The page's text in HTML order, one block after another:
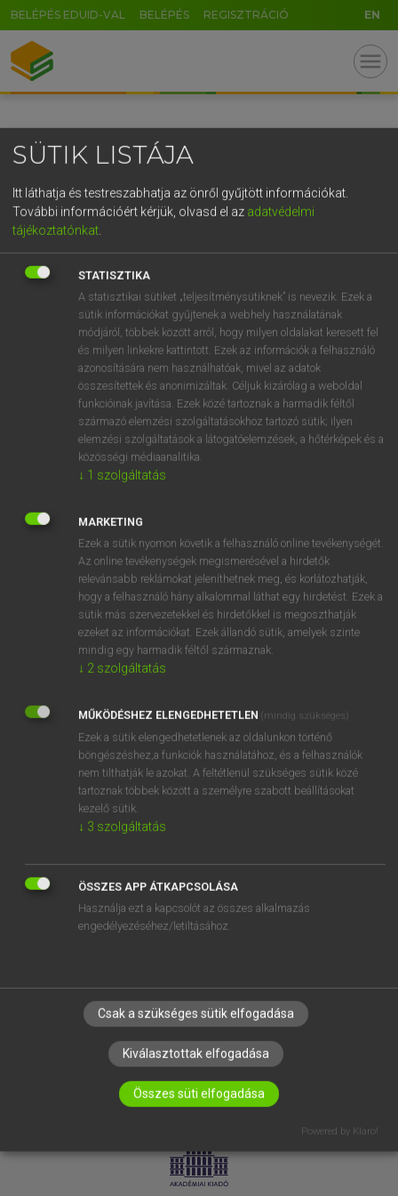
BELÉPÉS EDUID-VAL BELÉPÉS REGISZTRÁCIÓ EN
menu
OOOOPS!
SZOTAR.NET APPLIKÁCIÓ
MICROSOFT OFFICE BŐVÍTMÉNY
BEÉPÜLŐ SZÓTÁRMODUL
ONLINE NYELVVIZSGA
EGYÉNI FELHASZNÁLÓKNAK
TANULÓKNAK
OKTATÁSI INTÉZMÉNYEKNEK
VÁLLALATI MEGOLDÁSOK
RÓLUNK
ELÉRHETŐSÉG
SÜTI BEÁLLÍTÁSOK
LICENCSZERZŐDÉS ADATVÉDELEM
SÜTIK LISTÁJA
Itt láthatja és testreszabhatja az önről gyűjtött információkat.
További információért kérjük, olvasd el az adatvédelmi
tájékoztatónkat
STATISZTIKA
A statisztikai sütiket „teljesítménysütiknek” is nevezik. Ezek a
sütik információkat gyűjtenek a webhely használatának
módjáról, többek között arról, hogy milyen oldalakat keresett fel
és milyen linkekre kattintott. Ezek az információk a felhasználó
azonosítására nem használhatóak, mivel az adatok
összesítettek és anonimizáltak. Céljuk kizárólag a weboldal
funkcióinak javítása. Ezek közé tartoznak a harmadik féltől
származó elemzési szolgáltatásokhoz tartozó sütik; ilyen
elemzési szolgáltatások a látogatóelemzések, a hőtérképek és a
közösségi médiaanalitika.
↓ 1 szolgáltatás
MARKETING
Ezek a sütik nyomon követik a felhasználó online tevékenységét.
Az online tevékenységek megismerésével a hirdetők
relevánsabb reklámokat jeleníthetnek meg, és korlátozhatják,
hogy a felhasználó hány alkalommal láthat egy hirdetést. Ezek a
sütik más szervezetekkel és hirdetőkkel is megoszthatják
ezeket az információkat. Ezek állandó sütik, amelyek szinte
mindig egy harmadik féltől származnak.
↓ 2 szolgáltatás
MŰKÖDÉSHEZ ELENGEDHETETLEN (mindig szükséges)
Ezek a sütik elengedhetetlenek az oldalunkon történő
böngészéshez,a funkciók használatához, és a felhasználók
nem tilthatják le azokat. A feltétlenül szükséges sütik közé
tartoznak többek között a személyre szabott beállításokat
kezelő sütik.
↓ 3 szolgáltatás
ÖSSZES APP ÁTKAPCSOLÁSA
Használja ezt a kapcsolót az összes alkalmazás
engedélyezéséhez/letiltásához.
Csak a szükséges sütik elfogadása
Kiválasztottak elfogadása
Összes süti elfogadása
Powered by Klaro!
GR
5
g h k l
v b n m , . - AltGr